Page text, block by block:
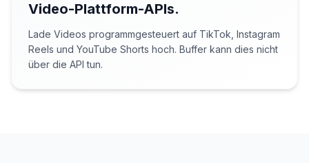
Video-Plattform-APIs.
Lade Videos programmgesteuert auf TikTok, Instagram
Reels und YouTube Shorts hoch. Buffer kann dies nicht
über die API tun.